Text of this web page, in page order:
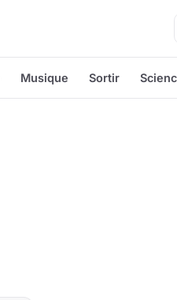
Musique Sortir